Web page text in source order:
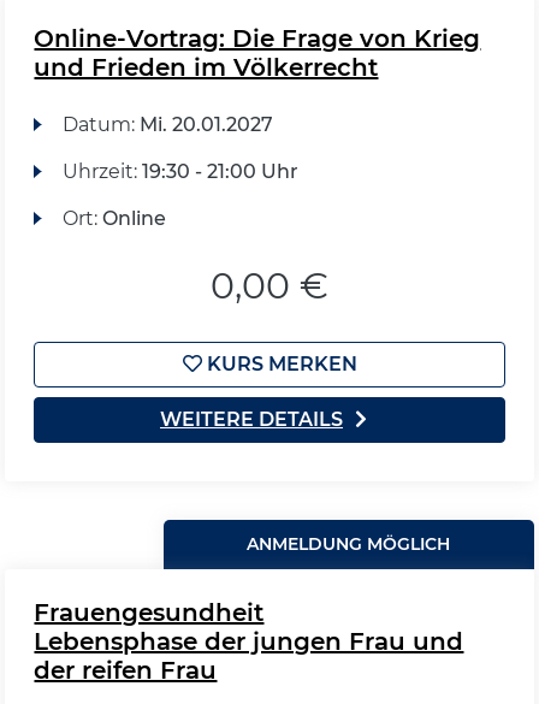
Online-Vortrag: Die Frage von Krieg
und Frieden im Völkerrecht
Datum: Mi. 20.01.2027
Uhrzeit: 19:30 - 21:00 Uhr
Ort: Online
0,00 €
KURS MERKEN
WEITERE DETAILS
ANMELDUNG MÖGLICH
Frauengesundheit
Lebensphase der jungen Frau und
der reifen Frau